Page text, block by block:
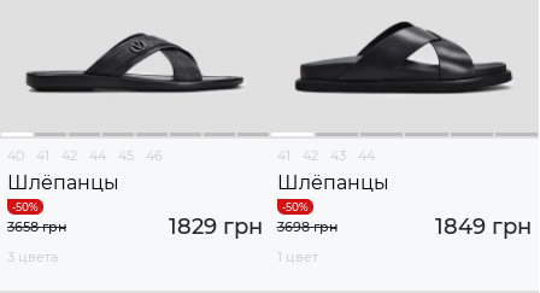
40 41 42 44 45 46
Шлёпанцы
1829 грн
3658 грн
3 цвета
41 42 43 44
Шлёпанцы
1849 грн
3698 грн
1 цвет